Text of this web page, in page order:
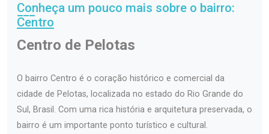
Conheça um pouco mais sobre o bairro:
Centro
Centro de Pelotas
O bairro Centro é o coração histórico e comercial da
cidade de Pelotas, localizada no estado do Rio Grande do
Sul, Brasil. Com uma rica história e arquitetura preservada, o
bairro é um importante ponto turístico e cultural.